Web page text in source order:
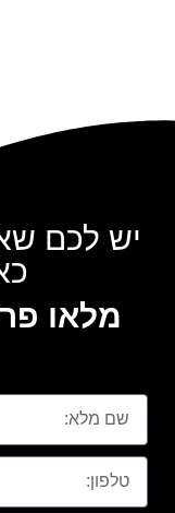
יש לכם
מלאו